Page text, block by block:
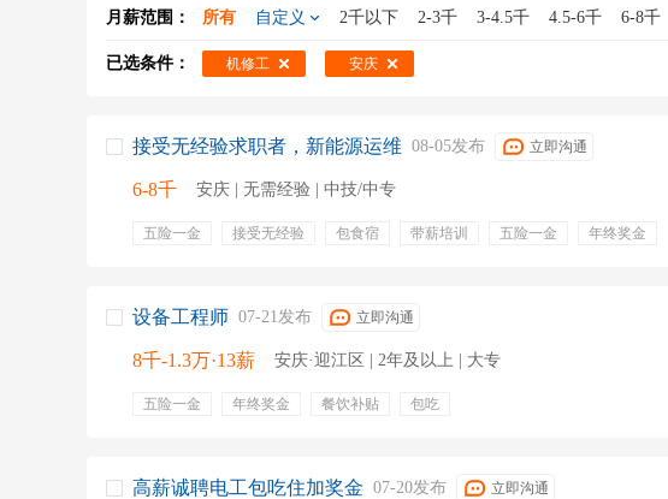
水工
缝纫工 冲压工 注塑工 钣金工 送水工 学徒工
月薪范围： 所有 自定义 2千以下 2-3千 3-4.5千 4.5-6千 6-8千
已选条件： 机修工 安庆
接受无经验求职者，新能源运维 08-05发布 立即沟通
6-8千 安庆 | 无需经验 | 中技/中专
五险一金 接受无经验 包食宿 带薪培训 五险一金
年终奖金
设备工程师 07-21发布 立即沟通
8千-1.3万·13薪 安庆·迎江区 | 2年及以上 | 大专
五险一金 年终奖金 餐饮补贴 包吃
高薪诚聘电工包吃住加奖金 07-20发布 立即沟通